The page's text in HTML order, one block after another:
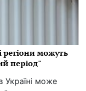
регіони можуть
період"
Україні може